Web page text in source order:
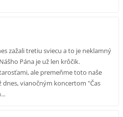
zažali tretiu sviecu a to je neklamný
Pána je už len krôčik.
ale premeňme toto naše
dnes, vianočným koncertom "Čas